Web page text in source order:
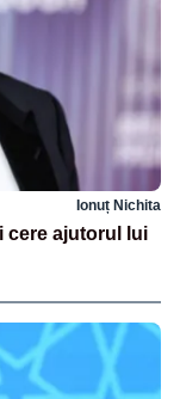
Ionuț Nichita
cere ajutorul lui